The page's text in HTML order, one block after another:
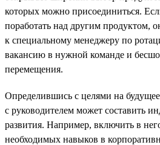
которых можно присоединиться.
поработать над другим продуктом,
к специальному менеджеру по
вакансию в нужной команде и
перемещения.
Определившись с целями на
с руководителем может составить
развития. Например, включить в
необходимых навыков в